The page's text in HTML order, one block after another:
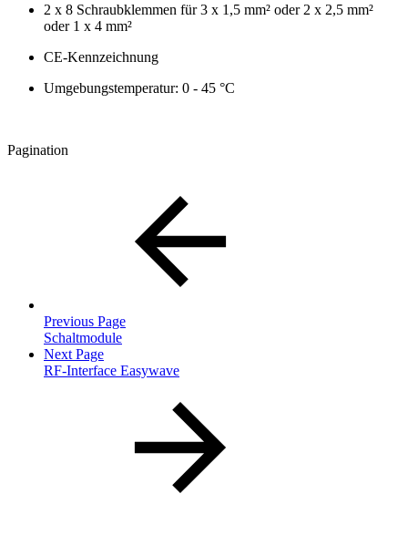
2 x 8 Schraubklemmen für 3 x 1,5 mm² oder 2 x 2,5 mm²
oder 1 x 4 mm²
CE-Kennzeichnung
Umgebungstemperatur: 0 - 45 °C
Pagination
Previous Page
Schaltmodule
Next Page
RF-Interface Easywave